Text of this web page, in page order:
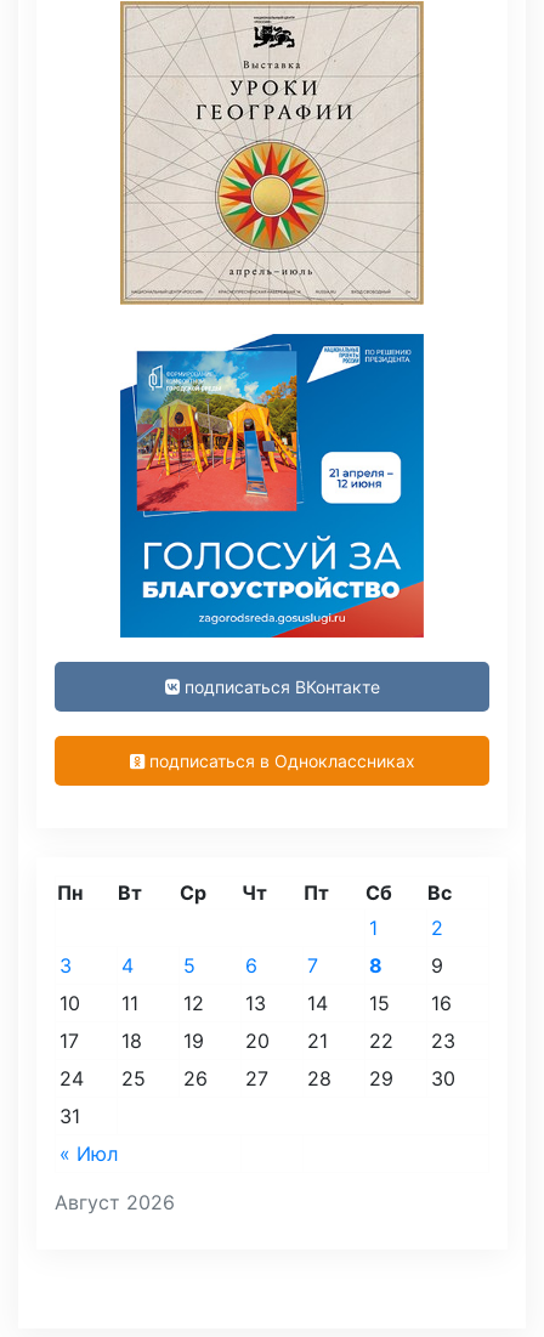
подписаться ВКонтакте
подписаться в Одноклассниках
Август 2026
Пн Вт Ср Чт Пт Сб Вс
« Июл
1
2
3
4 5 6 7 8
9
10
11 12 13 14 15
16
17
18 19 20 21 22
23
24
25 26 27 28 29
30
31